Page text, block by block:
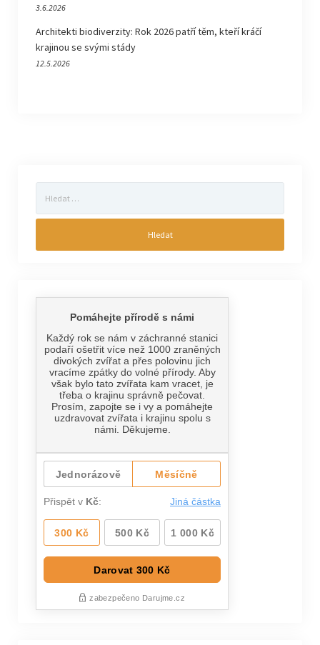
3.6.2026
Architekti biodiverzity: Rok 2026 patří těm, kteří kráčí
krajinou se svými stády
12.5.2026